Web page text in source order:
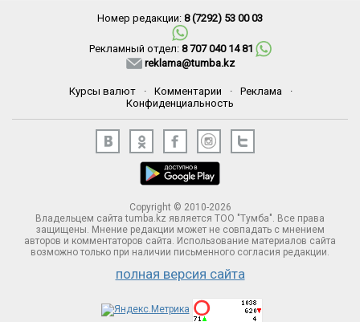
Номер редакции: 8 (7292) 53 00 03
Рекламный отдел: 8 707 040 14 81
reklama@tumba.kz
Курсы валют · Комментарии · Реклама
·
Конфиденциальность
Copyright © 2010-2026
Владельцем сайта tumba.kz является ТОО "Тумба". Все права
защищены. Мнение редакции может не совпадать с мнением
авторов и комментаторов сайта. Использование материалов сайта
возможно только при наличии письменного согласия редакции.
полная версия сайта